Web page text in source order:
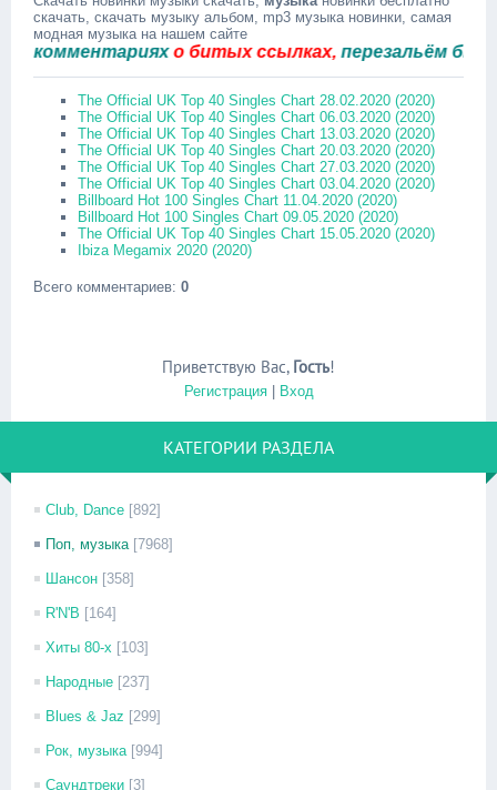
скачать, скачать музыку альбом, mp3 музыка новинки, самая
модная музыка на нашем сайте
о битых ссылках,перезальём быстро.
The Official UK Top 40 Singles Chart 28.02.2020 (2020)
The Official UK Top 40 Singles Chart 06.03.2020 (2020)
The Official UK Top 40 Singles Chart 13.03.2020 (2020)
The Official UK Top 40 Singles Chart 20.03.2020 (2020)
The Official UK Top 40 Singles Chart 27.03.2020 (2020)
The Official UK Top 40 Singles Chart 03.04.2020 (2020)
Billboard Hot 100 Singles Chart 11.04.2020 (2020)
Billboard Hot 100 Singles Chart 09.05.2020 (2020)
The Official UK Top 40 Singles Chart 15.05.2020 (2020)
Ibiza Megamix 2020 (2020)
Всего комментариев: 0
Приветствую Вас, Гость!
Регистрация| Вход
КАТЕГОРИИ РАЗДЕЛА
Club, Dance [892]
Поп, музыка [7968]
Шансон [358]
R'N'B [164]
Хиты 80-х [103]
Народные [237]
Blues & Jaz [299]
Рок, музыка [994]
Саундтреки [3]